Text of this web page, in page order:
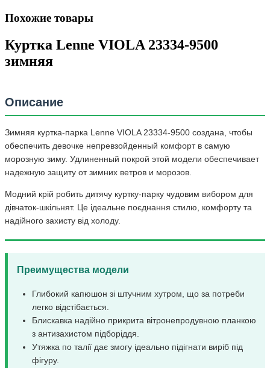
Похожие товары
Куртка Lenne VIOLA 23334-9500
зимняя
Описание
Зимняя куртка-парка Lenne VIOLA 23334-9500 создана, чтобы
обеспечить девочке непревзойденный комфорт в самую
морозную зиму. Удлиненный покрой этой модели обеспечивает
надежную защиту от зимних ветров и морозов.
Модний крій робить дитячу куртку-парку чудовим вибором для
дівчаток-шкільнят. Це ідеальне поєднання стилю, комфорту та
надійного захисту від холоду.
Преимущества модели
Глибокий капюшон зі штучним хутром, що за потреби
легко відстібається.
Блискавка надійно прикрита вітронепродувною планкою
з антизахистом підборіддя.
Утяжка по талії дає змогу ідеально підігнати виріб під
фігуру.